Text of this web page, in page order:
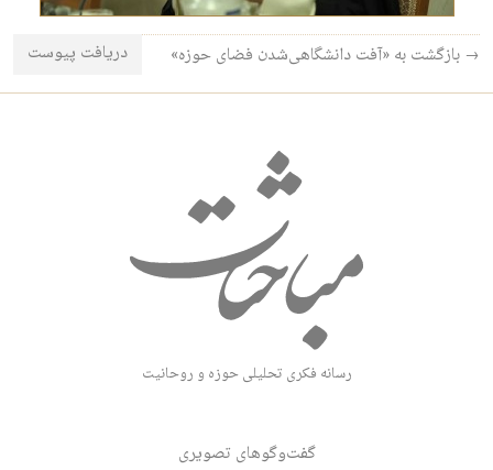
دریافت پیوست → بازگشت به «آفت دانشگاهی‌شدن فضای حوزه»
رسانه فکری تحلیلی حوزه و روحانیت
گفت‌وگوهای تصویری